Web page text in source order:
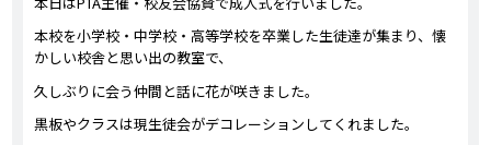
本校を小学校・中学校・高等学校を卒業した生徒達が集まり、懐
かしい校舎と思い出の教室で、
久しぶりに会う仲間と話に花が咲きました。
黒板やクラスは現生徒会がデコレーションしてくれました。